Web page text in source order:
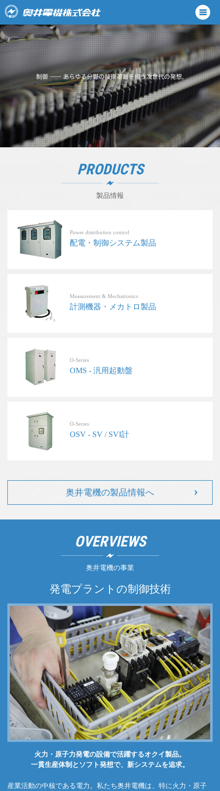
PRODUCTS
製品情報
Power distribution control
配電・制御システム製品
Measurement & Mechatronics
計測機器・メカトロ製品
O-Series
OMS - 汎用起動盤
O-Series
OSV - SV / SVI計
奥井電機の製品情報へ
OVERVIEWS
奥井電機の事業
発電プラントの制御技術
火力・原子力発電の設備で活躍するオクイ製品。
一貫生産体制とソフト発想で、新システムを追求。
産業活動の中核である電力。私たち奥井電機は、特に火力・原子